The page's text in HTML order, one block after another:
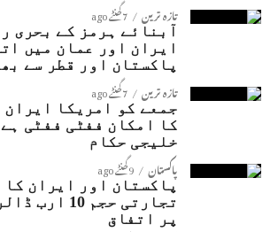
تازہ ترین 7 گھنٹے ago
آبنائے ہرمز کے بحری
ایران اور عمان میں
پاکستان اور قطر سے
تازہ ترین 7 گھنٹے ago
جمعے کو امریکا
کا امکان ففٹی ففٹی
خلیجی حکام
پاکستان 9 گھنٹے ago
پاکستان اور ایران کا
تجارتی حجم
پر اتفاق